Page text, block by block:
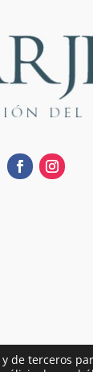
de terceros